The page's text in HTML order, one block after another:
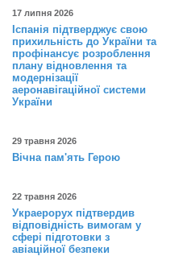
17 липня 2026
Іспанія підтверджує свою
прихильність до України та
профінансує розроблення
плану відновлення та
модернізації
аеронавігаційної системи
України
29 травня 2026
Вічна пам'ять Герою
22 травня 2026
Украерорух підтвердив
відповідність вимогам у
сфері підготовки з
авіаційної безпеки